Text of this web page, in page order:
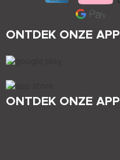
ONTDEK ONZE APP
ONTDEK ONZE APP